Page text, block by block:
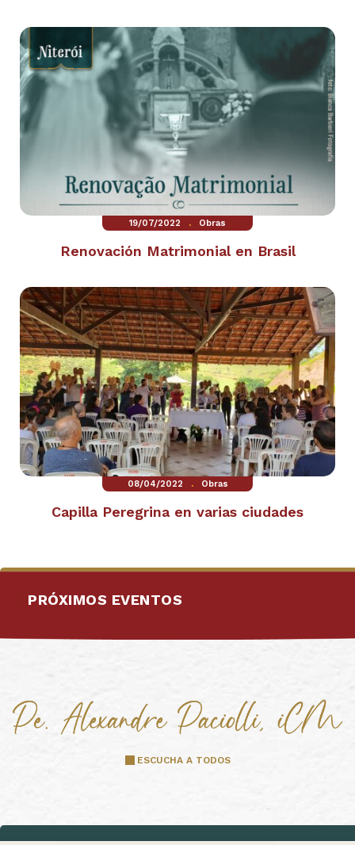
19/07/2022 . Obras
Renovación Matrimonial en Brasil
08/04/2022 . Obras
Capilla Peregrina en varias ciudades
PRÓXIMOS EVENTOS
ESCUCHA A TODOS